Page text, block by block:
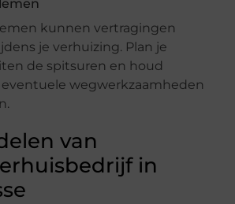
kunnen vertragingen
je verhuizing. Plan je
de spitsuren en houd
wegwerkzaamheden
van
in